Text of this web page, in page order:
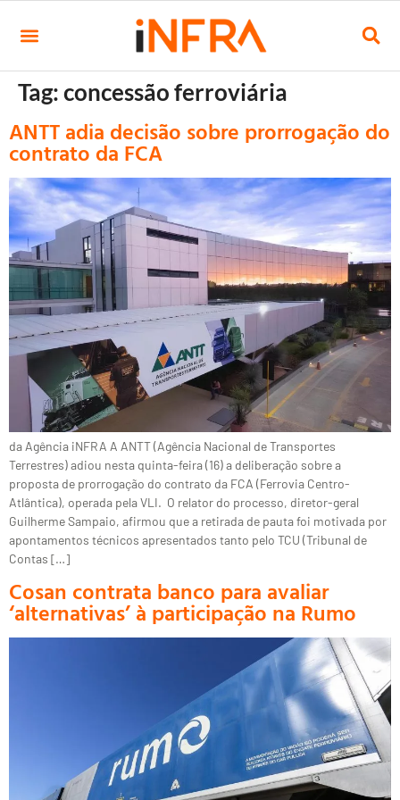
Tag:concessão ferroviária
ANTT adia decisão sobre prorrogação do
contrato da FCA
da Agência iNFRA A ANTT (Agência Nacional de Transportes
Terrestres) adiou nesta quinta-feira (16) a deliberação sobre a
proposta de prorrogação do contrato da FCA (Ferrovia Centro-
Atlântica), operada pela VLI. O relator do processo, diretor-geral
Guilherme Sampaio, afirmou que a retirada de pauta foi motivada por
apontamentos técnicos apresentados tanto pelo TCU (Tribunal de
Contas […]
Cosan contrata banco para avaliar
‘alternativas’ à participação na Rumo